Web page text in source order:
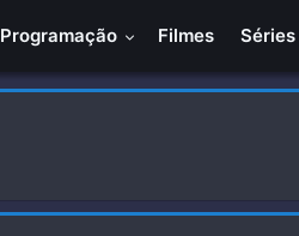
Programação Filmes Séries